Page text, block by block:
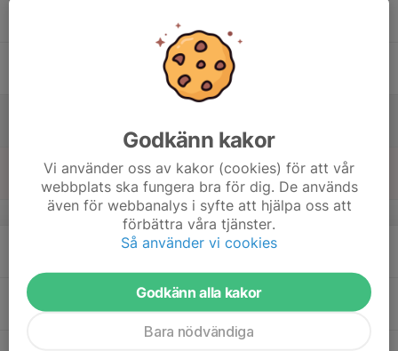
v.25
17
Godkänn kakor
Vi använder oss av kakor (cookies) för att vår
webbplats ska fungera bra för dig. De används
även för webbanalys i syfte att hjälpa oss att
förbättra våra tjänster.
Så använder vi cookies
Godkänn alla kakor
Bara nödvändiga